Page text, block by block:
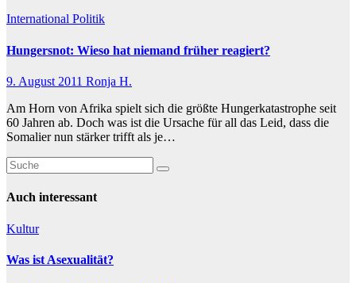
International Politik
Hungersnot: Wieso hat niemand früher reagiert?
9. August 2011 Ronja H.
Am Horn von Afrika spielt sich die größte Hungerkatastrophe seit
60 Jahren ab. Doch was ist die Ursache für all das Leid, dass die
Somalier nun stärker trifft als je…
Auch interessant
Kultur
Was ist Asexualität?